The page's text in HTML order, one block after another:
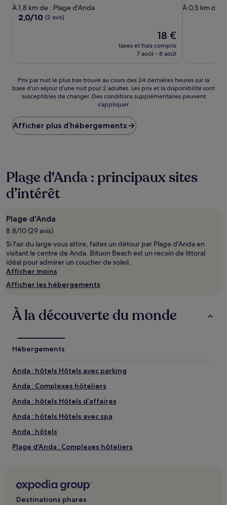
2.5 étoiles
À 1,8 km de : Plage d'Anda
2.0
2,0/10 (2 avis)
Le
nouveau
prix
18 €
18 €
taxes et frais compris
7 août - 8 août
2.0 étoiles
À 0,5 km de :
Prix
par
nuit
plus
bas
trouvé
24 dernières
heures
sur
la
d’un
séjour
d’une
nuit
pour
2 adultes.
Les
prix
et
disponibilité
sont
de
changer.
Des
supplémentaires
peuvent
s’appliquer.
Prix par nuit le plus bas trouvé au cours des 24 dernières heures sur la
base d’un séjour d’une nuit pour 2 adultes. Les prix et la disponibilité sont
susceptibles de changer. Des conditions supplémentaires peuvent
s’appliquer.
Afficher plus d’hébergements
Plage d'Anda : principaux sites
d’intérêt
Plage d'Anda
8.8/10 (29 avis)
Si l'air du large vous attire, faites un détour par Plage d'Anda en
visitant le centre de Anda. Bituon Beach est un recoin de littoral
idéal pour admirer un coucher de soleil.
Afficher moins
Afficher les hébergements
À la découverte du monde
Hébergements
Anda : hôtels Hôtels avec parking
Anda : Complexes hôteliers
Anda : hôtels Hôtels d’affaires
Anda : hôtels Hôtels avec spa
Anda : hôtels
Plage d'Anda : Complexes hôteliers
Bituon Beach : hôtels à proximité
Destinations phares